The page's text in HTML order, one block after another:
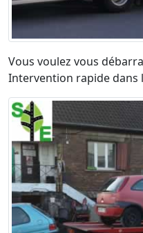
Vous voulez vous
Intervention rapide dans